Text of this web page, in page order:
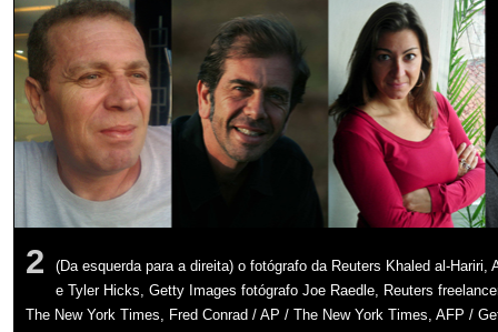
2
(Da esquerda para a direita) o fotógrafo da Reuters Khaled al-
e Tyler Hicks, Getty Images fotógrafo Joe Raedle, Reuters
The New York Times, Fred Conrad / AP / The New York Times, AFP /